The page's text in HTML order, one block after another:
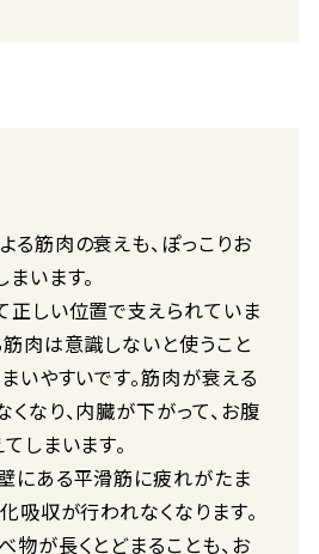
筋肉の衰えも、ぽっこりお
います。
正しい位置で支えられていま
肉は意識しないと使うこと
いやすいです。筋肉が衰える
なり、内臓が下がって、お腹
しまいます。
にある平滑筋に疲れがたま
吸収が行われなくなります。
物が長くとどまることも、お